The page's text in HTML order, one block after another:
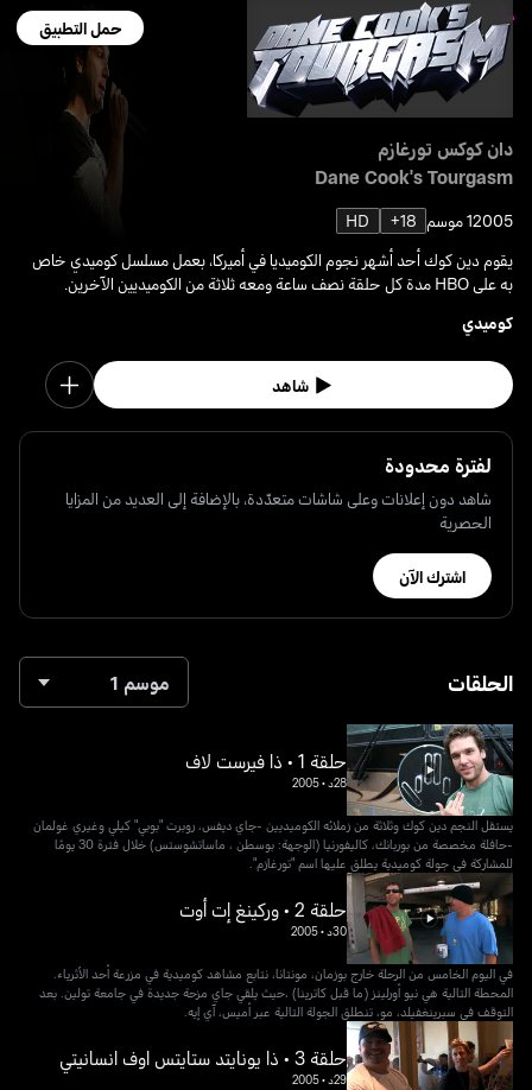
حمل التطبيق
دان كوكس تورغازم
Dane Cook's Tourgasm
20051 موسم 18+
HD
يقوم دين كوك أحد أشهر نجوم الكوميديا في أميركا، بعمل مسلسل كوميدي خاص
به على HBO مدة كل حلقة نصف ساعة ومعه ثلاثة من الكوميديين الآخرين.
كوميدي
شاهد
لفترة محدودة
شاهد دون إعلانات وعلى شاشات متعدّدة، بالإضافة إلى العديد من المزايا
الحصرية
اشترك الآن
الحلقات موسم 1
حلقة 1 • ذا فيرست لاف
28د •
2005
يستقل النجم دين كوك وثلاثة من زملائه الكوميديين -جاي ديفس، روبرت "بوبي" كيلي وغيري غولمان
-حافلة مخصصة من بوربانك، كاليفورنيا (الوجهة: بوسطن ، ماساتشوستس) خلال فترة 30 يومًا
للمشاركة في جولة كوميدية يطلق عليها اسم "تورغازم".
حلقة 2 • وركينغ إت أوت
30د •
2005
في اليوم الخامس من الرحلة خارج بوزمان، مونتانا، نتابع مشاهد كوميدية ​​في مزرعة أحد الأثرياء.
المحطة التالية هي نيو أورلينز (ما قبل كاترينا) ،حيث يلقي جاي مزحة جديدة في جامعة تولين. بعد
التوقف في سبرينغفيلد، مو، تنطلق الجولة التالية عبر أميس، آي إيه.
حلقة 3 • ذا يونايتد ستايتس اوف انسانيتي
29د •
2005